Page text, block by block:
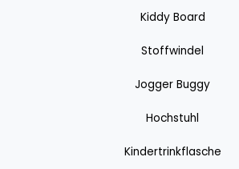
Kiddy Board
Stoffwindel
Jogger Buggy
Hochstuhl
Kindertrinkflasche